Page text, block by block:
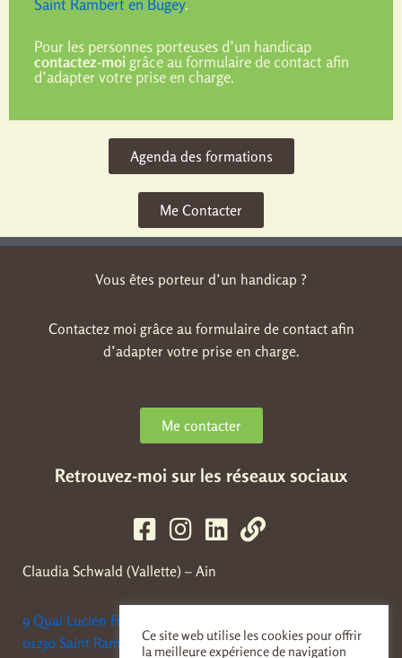
Pour les personnes porteuses d’un handicap
contactez-moigrâce au formulaire de contact afin
d’adapter votre prise en charge.
Agenda des formations
Me Contacter
Vous êtes porteur d’un handicap ?
Contactez moi grâce au formulaire de contact afin
d’adapter votre prise en charge.
Me contacter
Retrouvez-moi sur les réseaux sociaux
Claudia Schwald (Vallette) – Ain
9 Quai Lucien Franc
01230 Saint Rambert en BugeyCe site web utilise les cookies pour offrir
la meilleure expérience de navigation